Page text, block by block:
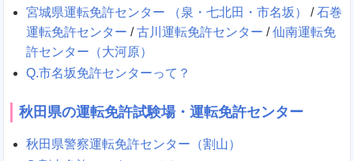
宮城県運転免許センター （泉・七北田・市名坂） /石巻
運転免許センター /古川運転免許センター /仙南運転免
許センター（大河原）
Q.市名坂免許センターって？
秋田県の運転免許試験場・運転免許センター
秋田県警察運転免許センター（割山）